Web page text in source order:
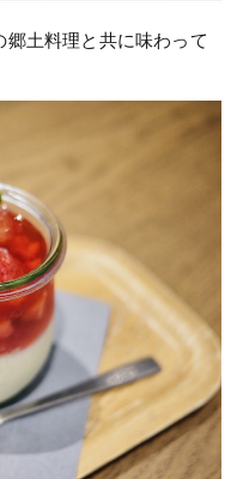
郷土料理と共に味わって